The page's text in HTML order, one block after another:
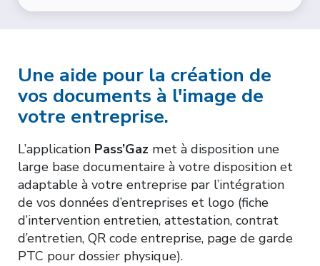
Une aide pour la création de
vos documents à l'image de
votre entreprise.
L’application Pass’Gaz met à disposition une
large base documentaire à votre disposition et
adaptable à votre entreprise par l’intégration
de vos données d’entreprises et logo (fiche
d’intervention entretien, attestation, contrat
d’entretien, QR code entreprise, page de garde
PTC pour dossier physique).